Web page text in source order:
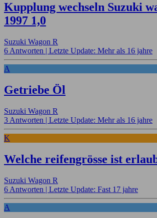
Kupplung wechseln Suzuki
1997 1,0
Suzuki Wagon R
6 Antworten | Letzte Update: Mehr als 16 jahre
A
Getriebe Öl
Suzuki Wagon R
3 Antworten | Letzte Update: Mehr als 16 jahre
K
Welche reifengrösse ist
Suzuki Wagon R
6 Antworten | Letzte Update: Fast 17 jahre
A